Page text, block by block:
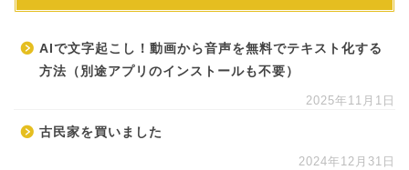
AIで文字起こし！動画から音声を無料でテキスト化する
方法（別途アプリのインストールも不要）
2025年11月1日
古民家を買いました
2024年12月31日